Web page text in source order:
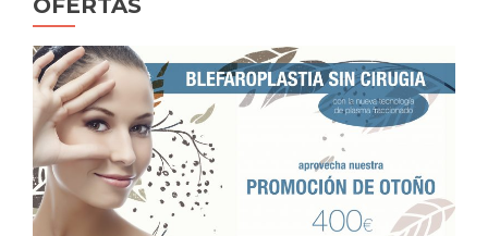
OFERTAS